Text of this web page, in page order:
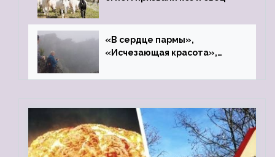
«В сердце пармы»,
«Исчезающая красота»,